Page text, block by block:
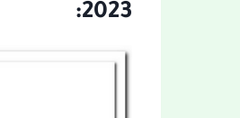
2023: